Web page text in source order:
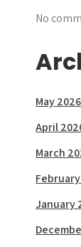
No
May 2026
April
March
January